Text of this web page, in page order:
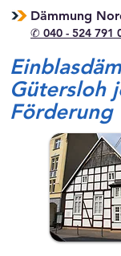
Dämmung
✆ 040 - 524 791
Gütersloh
Förderung